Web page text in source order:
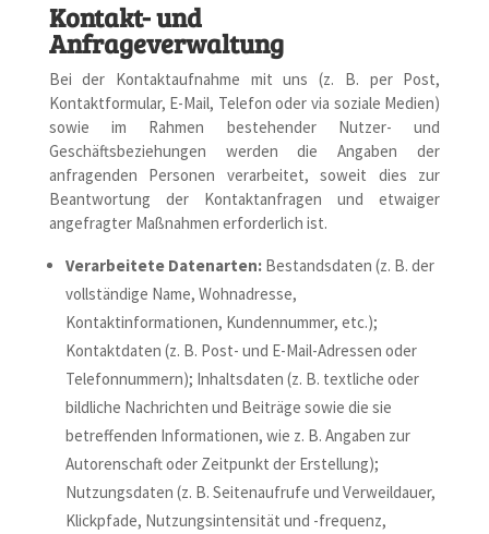
Kontakt- und
Anfrageverwaltung
Bei der Kontaktaufnahme mit uns (z. B. per Post,
Kontaktformular, E-Mail, Telefon oder via soziale Medien)
sowie im Rahmen bestehender Nutzer- und
Geschäftsbeziehungen werden die Angaben der
anfragenden Personen verarbeitet, soweit dies zur
Beantwortung der Kontaktanfragen und etwaiger
angefragter Maßnahmen erforderlich ist.
Verarbeitete Datenarten:Bestandsdaten (z. B. der
vollständige Name, Wohnadresse,
Kontaktinformationen, Kundennummer, etc.);
Kontaktdaten (z. B. Post- und E-Mail-Adressen oder
Telefonnummern); Inhaltsdaten (z. B. textliche oder
bildliche Nachrichten und Beiträge sowie die sie
betreffenden Informationen, wie z. B. Angaben zur
Autorenschaft oder Zeitpunkt der Erstellung);
Nutzungsdaten (z. B. Seitenaufrufe und Verweildauer,
Klickpfade, Nutzungsintensität und -frequenz,